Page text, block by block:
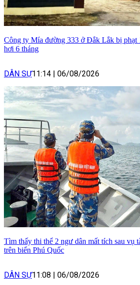
Công ty Mía đường 333 ở Đắk Lắk bị phạt
hơi 6 tháng
DÂN SỰ11:14 | 06/08/2026
Tìm thấy thi thể 2 ngư dân mất tích sau vụ
trên biển Phú Quốc
DÂN SỰ11:08 | 06/08/2026